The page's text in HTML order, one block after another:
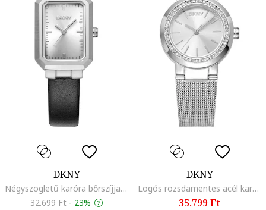
DKNY
Négyszögletű karóra bőrszíjjal, Fekete
32.699 Ft - 23%
DKNY
Logós rozsdamentes acél karóra, Ezüstszín
35.799 Ft